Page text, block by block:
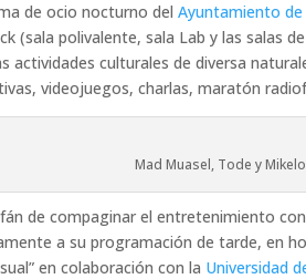
de ocio nocturno delAyuntamiento
(sala polivalente, sala Lab y las salas
actividades culturales de diversa
videojuegos, charlas, maratón
Mad Muasel, Tode y
de compaginar el entretenimiento
a su programación de tarde, en
en colaboración con la Universidad